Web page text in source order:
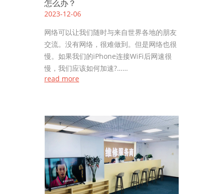
怎么办？
2023-12-06
网络可以让我们随时与来自世界各地的朋友
交流。没有网络，很难做到。但是网络也很
慢。如果我们的iPhone连接WiFi后网速很
慢，我们应该如何加速?……
read more